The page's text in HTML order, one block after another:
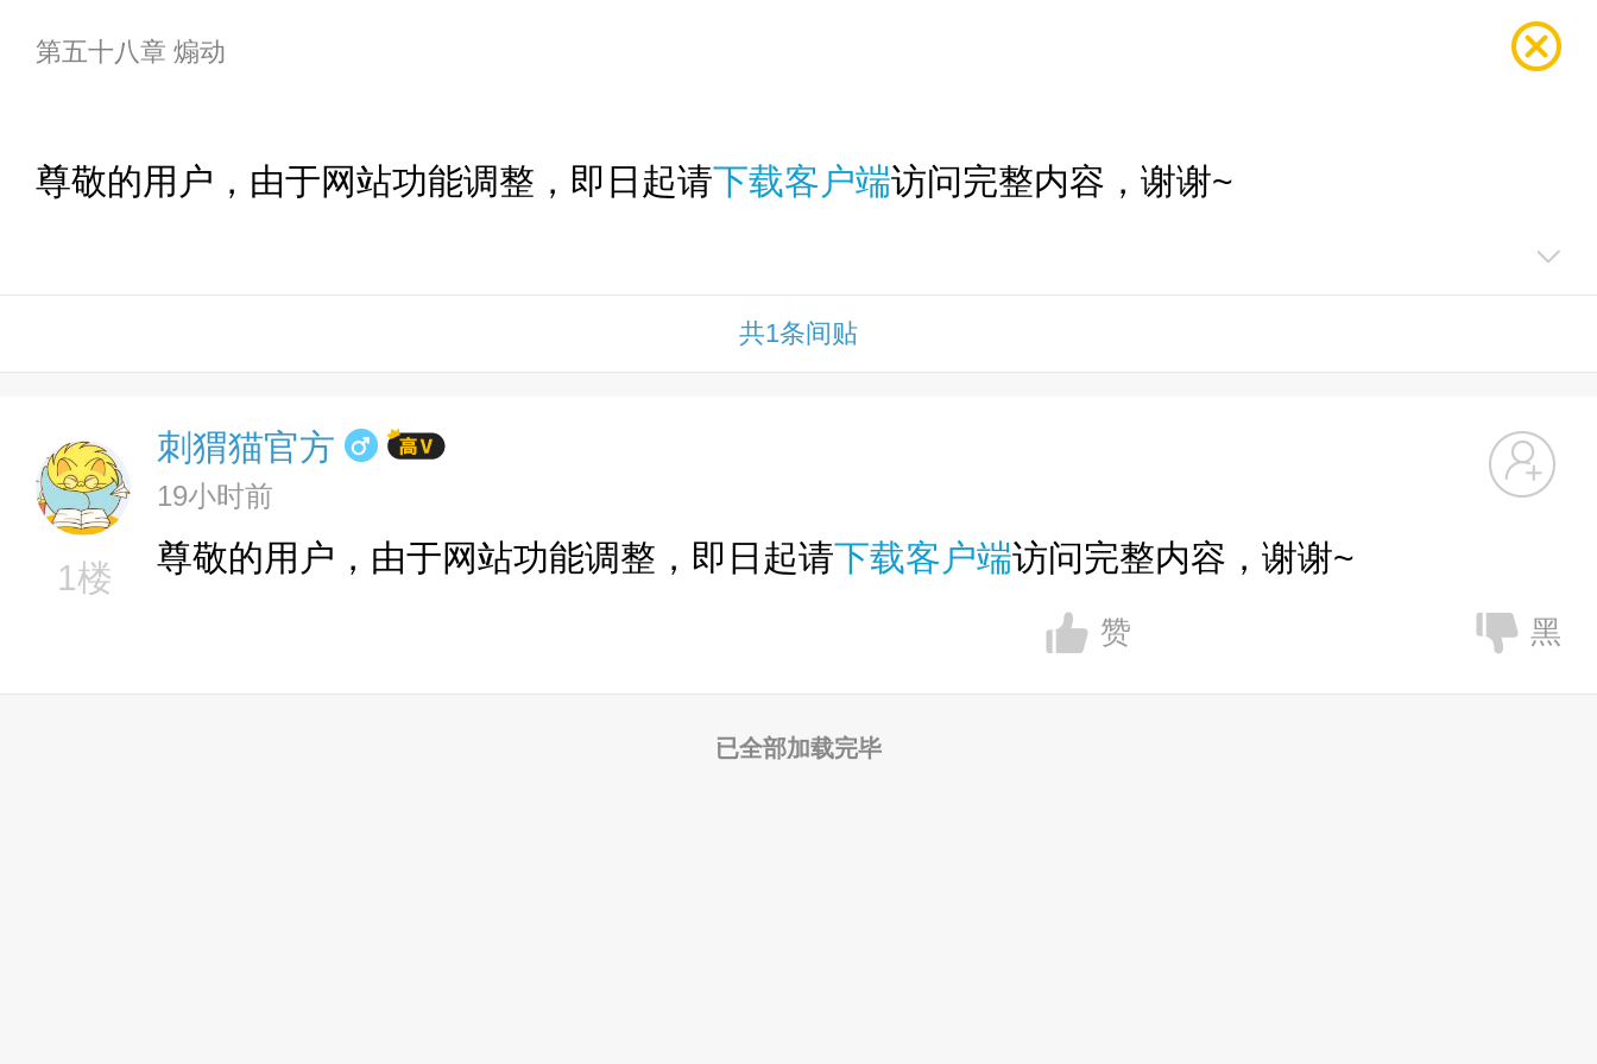
第五十八章 煽动
尊敬的用户，由于网站功能调整，即日起请下载客户端访问完整内容，谢谢~
共1条间贴
1楼
刺猬猫官方
19小时前
尊敬的用户，由于网站功能调整，即日起请下载客户端访问完整内容，谢谢~
赞 黑
已全部加载完毕